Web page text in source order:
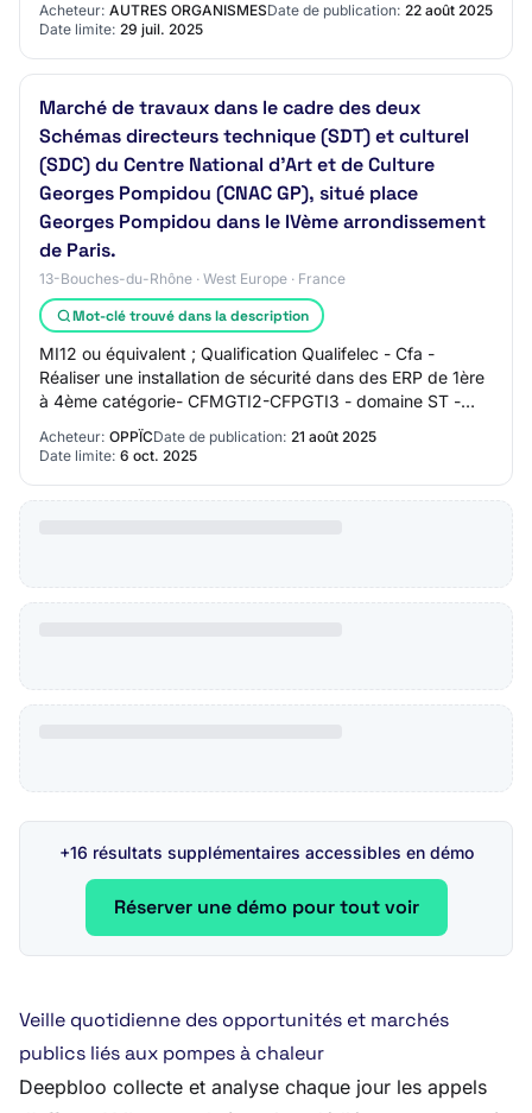
Acheteur: AUTRES ORGANISMESDate de publication: 22 août 2025
Date limite: 29 juil. 2025
Marché de travaux dans le cadre des deux
Schémas directeurs technique (SDT) et culturel
(SDC) du Centre National d'Art et de Culture
Georges Pompidou (CNAC GP), situé place
Georges Pompidou dans le IVème arrondissement
de Paris.
13-Bouches-du-Rhône · West Europe · France
Mot-clé trouvé dans la description
MI12 ou équivalent ; Qualification Qualifelec - Cfa -
Réaliser une installation de sécurité dans des ERP de 1ère
à 4ème catégorie- CFMGTI2-CFPGTI3 - domaine ST -
CF2-CF3-domaine ST ou équivalent FLUI…
Acheteur: OPPÏCDate de publication: 21 août 2025
Date limite: 6 oct. 2025
+16 résultats supplémentaires accessibles en démo
Réserver une démo pour tout voir
Veille quotidienne des opportunités et marchés
publics liés aux pompes à chaleur
Deepbloo collecte et analyse chaque jour les appels